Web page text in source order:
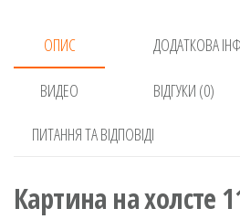
ОПИС ДОДАТКОВА
ВИДЕО
ВІДГУКИ (0)
ПИТАННЯ ТА ВІДПОВІДІ
Картина на холсте